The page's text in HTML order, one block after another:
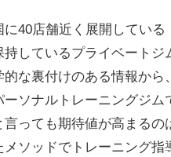
に40店舗近く展開してい
持しているプライベートジ
的な裏付けのある情報か
ーソナルトレーニングジ
言っても期待値が高まる
メソッドでトレーニング